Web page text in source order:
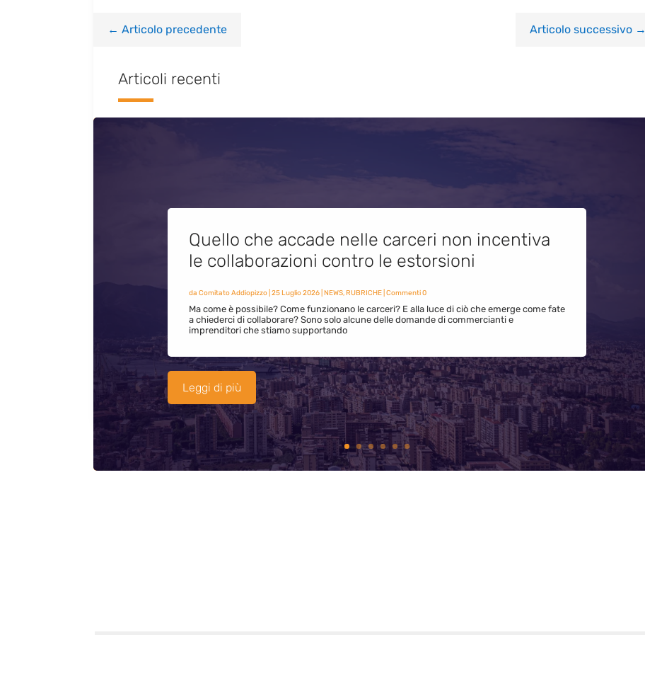
← Articolo precedente Articolo successivo→
Articoli recenti
Quello che accade nelle carceri non incentiva
le collaborazioni contro le estorsioni
da Comitato Addiopizzo| 25 Luglio 2026| NEWS,RUBRICHE| Commenti 0
Ma come è possibile? Come funzionano le carceri? E alla luce di ciò che emerge come fate
a chiederci di collaborare? Sono solo alcune delle domande di commercianti e
imprenditori che stiamo supportando
Leggi di più